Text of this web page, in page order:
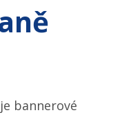
bannerové